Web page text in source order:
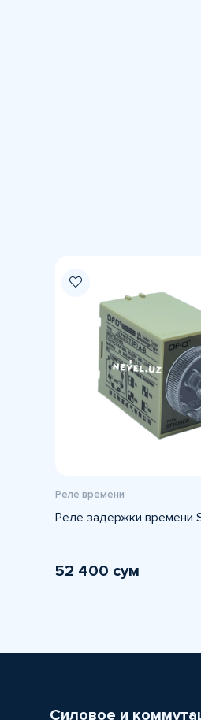
Реле времени
Реле задержки времени
52 400 сум
Силовое и